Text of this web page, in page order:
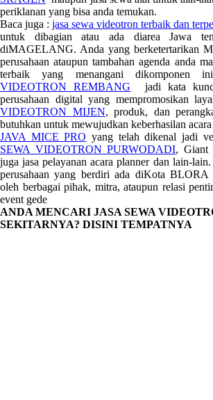
periklanan yang bisa anda temukan.
Baca juga : jasa sewa videotron terbaik dan
untuk dibagian atau ada diarea Jawa
diMAGELANG. Anda yang berketertarikan
perusahaan ataupun tambahan agenda anda
terbaik yang menangani dikomponen
VIDEOTRON REMBANG jadi kata
perusahaan digital yang mempromosikan
VIDEOTRON MIJEN, produk, dan
butuhkan untuk mewujudkan keberhasilan acara
JAVA MICE PRO yang telah dikenal jadi
SEWA VIDEOTRON PURWODADI, Giant
juga jasa pelayanan acara planner dan lain-
perusahaan yang berdiri ada diKota BLORA
oleh berbagai pihak, mitra, ataupun relasi
event gede
ANDA MENCARI JASA SEWA
SEKITARNYA? DISINI TEMPATNYA